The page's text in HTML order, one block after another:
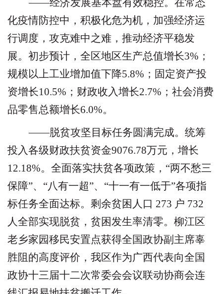
——经济发展基本盘有效稳控。 在常态
化疫情防控中，积极化危为机，加强经济运
行调度，攻克难中之难，推动经济平稳发
展。初步预计，全区地区生产总值增长3% ；
规模以上工业增加值下降5.8% ；固定资产投
资增长10.5% ；财政收入增长2.7% ；社会消费
品零售总额增长6.0%。
——脱贫攻坚目标任务圆满完成。 统筹
投入各级财政扶贫资金9076.78万元，增长
12.18%。全面落实扶贫各项政策， “两不愁三
保障”、 “八有一超”、 “十一有一低于”各项指
标任务全面达标。剩余贫困人口 273 户 732
人全部实现脱贫，贫困发生率清零。柳江区
老乡家园移民安置点获得全国政协副主席辜
胜阻的高度评价，我区作为广西代表向全国
政协十三届十二次常委会会议联动协商会连